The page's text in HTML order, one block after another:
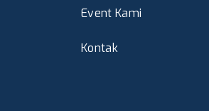
Event Kami
Kontak